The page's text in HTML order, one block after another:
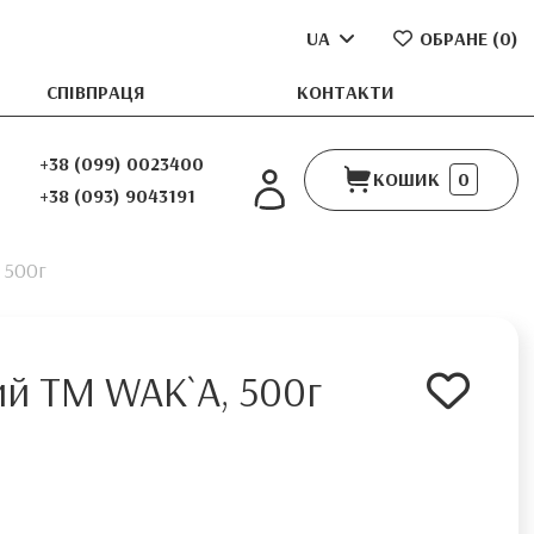
СПІВПРАЦЯ КОНТАКТИ
UA ОБРАНЕ (0)
+38 (099) 0023400
+38 (093) 9043191
КОШИК 0
TM WAK`A, 500г